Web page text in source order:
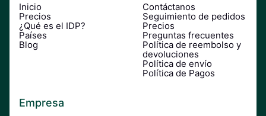
Inicio
Precios
¿Qué es el IDP?
Países
Blog
Contáctanos
Seguimiento de pedidos
Precios
Preguntas frecuentes
Política de reembolso y
devoluciones
Política de envío
Política de Pagos
Empresa